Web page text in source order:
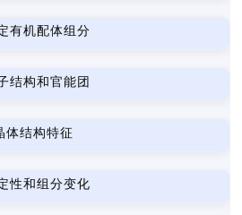
有机配体组分
结构和官能团
体结构特征
性和组分变化